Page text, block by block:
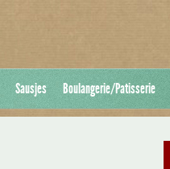
Sausjes Boulangerie/Patisserie